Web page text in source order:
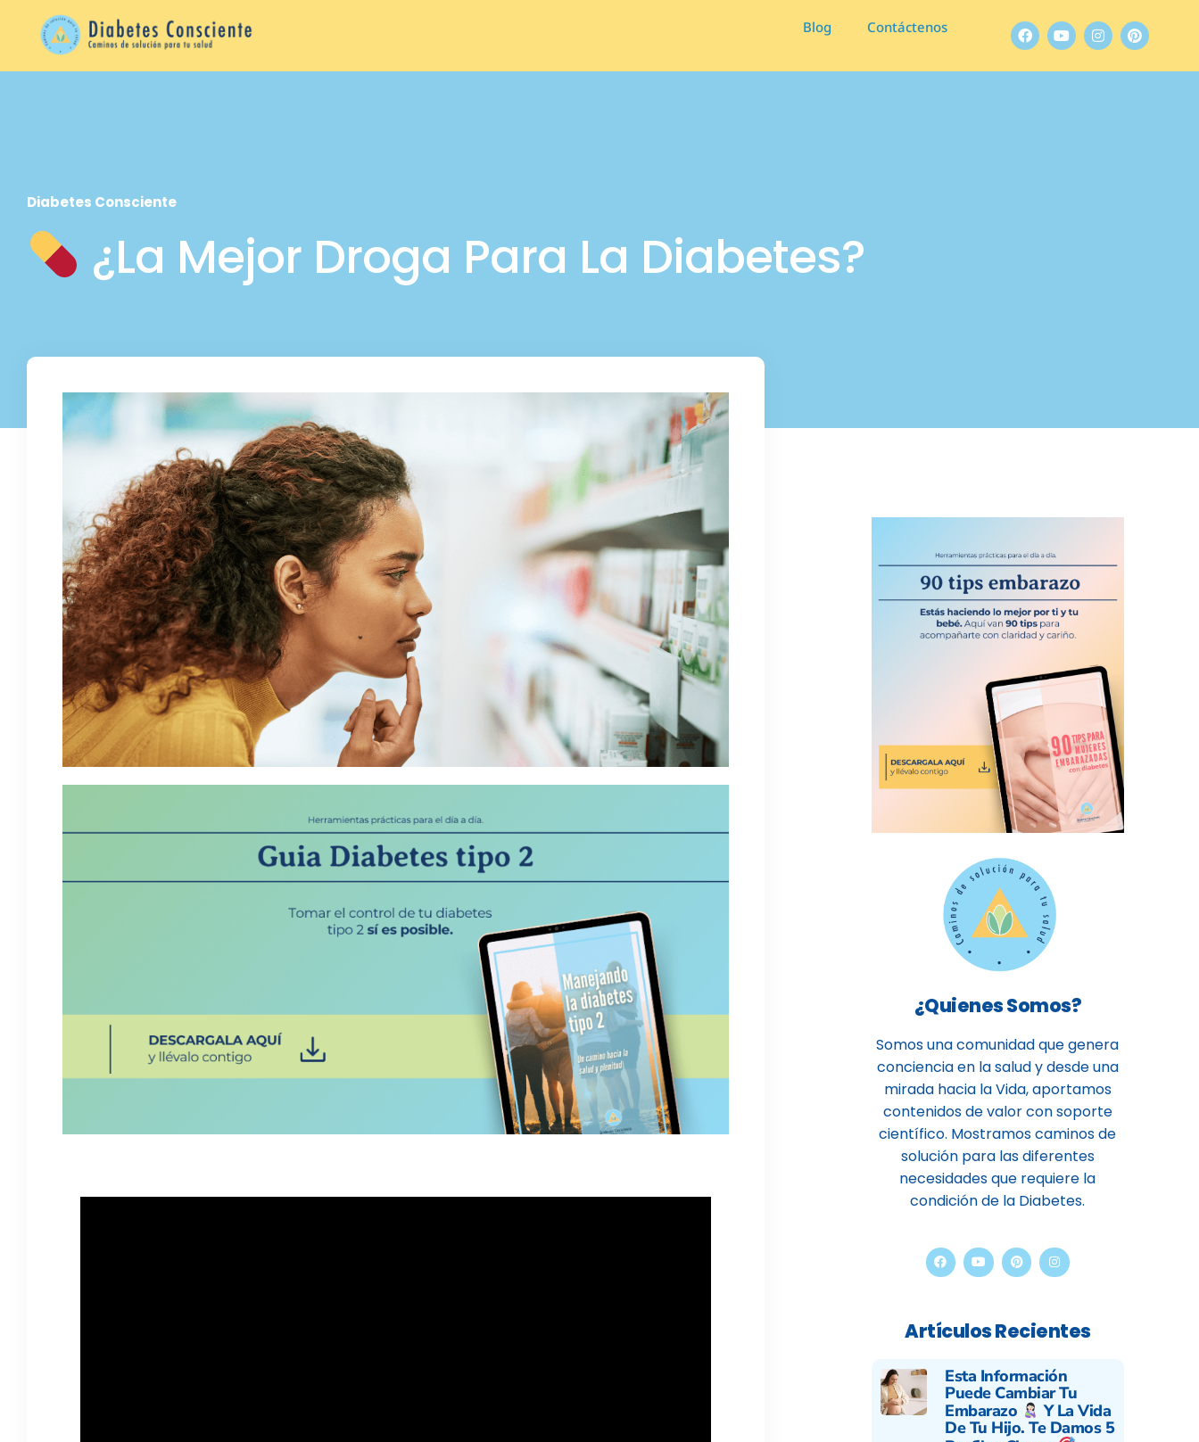
Blog Contáctenos
Diabetes Consciente
¿La Mejor Droga Para La Diabetes?
¿Quienes Somos?
Somos una comunidad que genera
conciencia en la salud y desde una
mirada hacia la Vida, aportamos
contenidos de valor con soporte
científico. Mostramos caminos de
solución para las diferentes
necesidades que requiere la
condición de la Diabetes.
Artículos Recientes
Esta Información
Puede Cambiar Tu
Embarazo
Y La Vida
De Tu Hijo. Te Damos 5